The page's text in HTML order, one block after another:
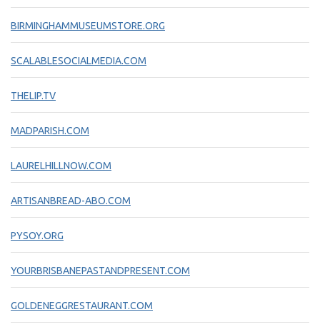
BIRMINGHAMMUSEUMSTORE.ORG
SCALABLESOCIALMEDIA.COM
THELIP.TV
MADPARISH.COM
LAURELHILLNOW.COM
ARTISANBREAD-ABO.COM
PYSOY.ORG
YOURBRISBANEPASTANDPRESENT.COM
GOLDENEGGRESTAURANT.COM